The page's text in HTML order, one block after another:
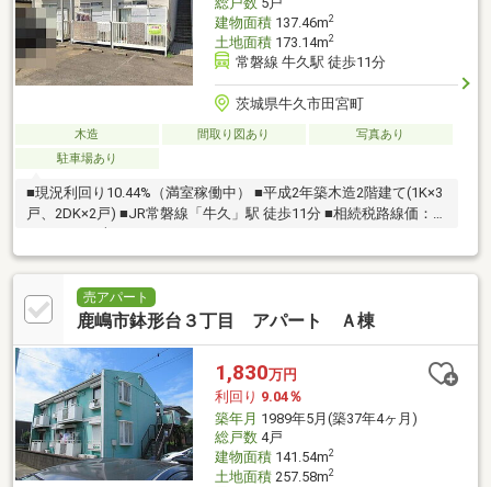
建物面積137.46m2
土地面積173.14m2
常磐線 牛久駅 徒歩11分
茨城県牛久市田宮町
木造 間取り図あり
写真あり
駐車場あり
■現況利回り10.44%（満室稼働中） ■平成2年築木造2階建て(1K×3
戸、2DK×2戸) ■JR常磐線「牛久」駅 徒歩11分 ■相続税路線価：
売アパート
鹿嶋市鉢形台３丁目 アパート Ａ棟
1,830万円
利回り 9.04％
築年月 1989年5月(築37年4ヶ月)
総戸数4戸
建物面積141.54m2
土地面積257.58m2